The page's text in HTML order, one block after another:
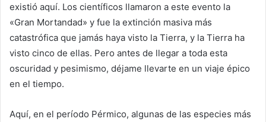
existió aquí. Los científicos llamaron a este evento la
«Gran Mortandad» y fue la extinción masiva más
catastrófica que jamás haya visto la Tierra, y la Tierra ha
visto cinco de ellas. Pero antes de llegar a toda esta
oscuridad y pesimismo, déjame llevarte en un viaje épico
en el tiempo.
Aquí, en el período Pérmico, algunas de las especies más